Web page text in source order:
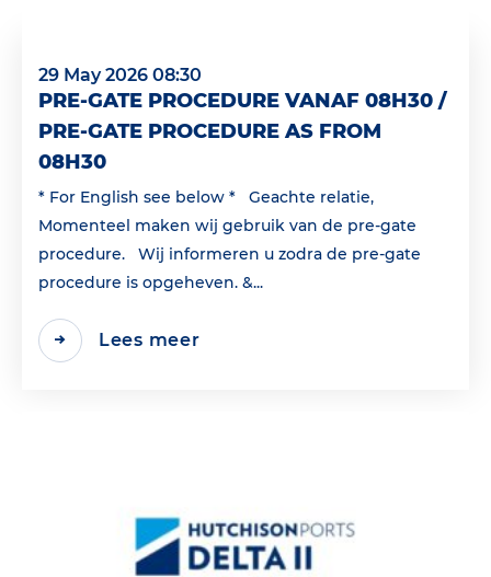
29 May 2026 08:30
PRE-GATE PROCEDURE VANAF 08H30 /
PRE-GATE PROCEDURE AS FROM
08H30
* For English see below * Geachte relatie,
Momenteel maken wij gebruik van de pre-gate
procedure. Wij informeren u zodra de pre-gate
procedure is opgeheven. &...
Lees meer